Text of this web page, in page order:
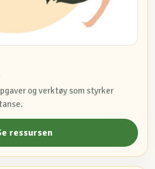
og verktøy som styrker
ressursen